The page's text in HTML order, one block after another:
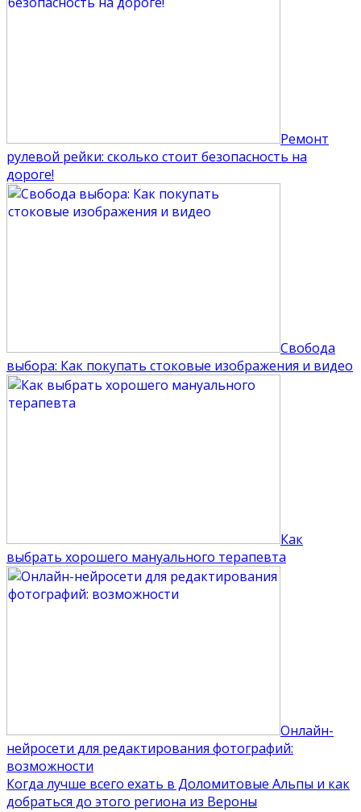
Ремонт
рулевой рейки: сколько стоит безопасность на
дороге!
Свобода
выбора: Как покупать стоковые изображения и видео
Как
выбрать хорошего мануального терапевта
Онлайн-
нейросети для редактирования фотографий:
возможности
Когда лучше всего ехать в Доломитовые Альпы и как
добраться до этого региона из Вероны